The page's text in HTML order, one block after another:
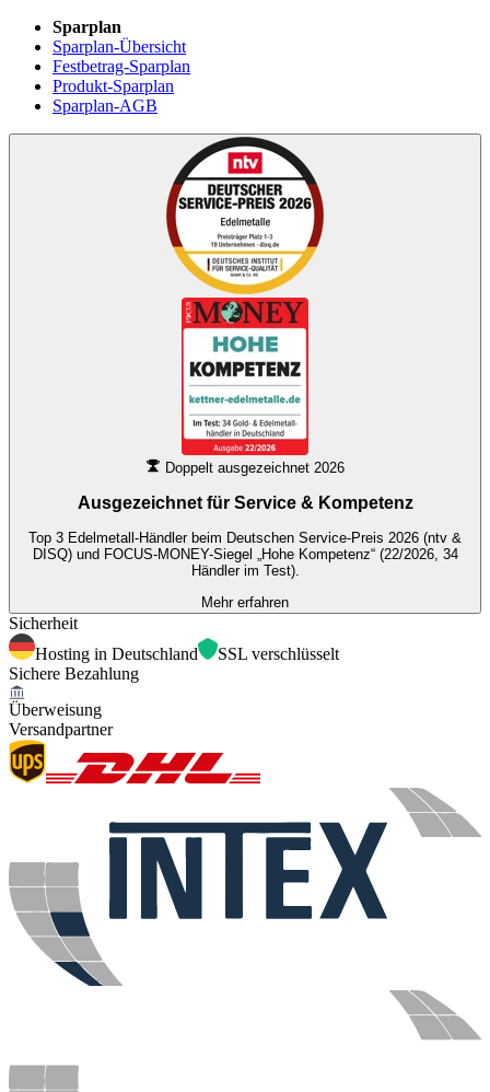
Sparplan
Sparplan-Übersicht
Festbetrag-Sparplan
Produkt-Sparplan
Sparplan-AGB
Doppelt ausgezeichnet 2026
Ausgezeichnet für Service & Kompetenz
Top 3 Edelmetall-Händler beim Deutschen Service-Preis 2026 (ntv &
DISQ) und FOCUS-MONEY-Siegel „Hohe Kompetenz“ (22/2026, 34
Händler im Test).
Mehr erfahren
Sicherheit
Hosting in Deutschland
SSL verschlüsselt
Sichere Bezahlung
Überweisung
Versandpartner